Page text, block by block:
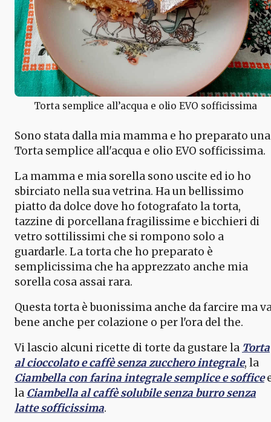
Torta semplice all’acqua e olio EVO sofficissima
Sono stata dalla mia mamma e ho preparato una
Torta semplice all'acqua e olio EVO sofficissima.
La mamma e mia sorella sono uscite ed io ho
sbirciato nella sua vetrina. Ha un bellissimo
piatto da dolce dove ho fotografato la torta,
tazzine di porcellana fragilissime e bicchieri di
vetro sottilissimi che si rompono solo a
guardarle. La torta che ho preparato è
semplicissima che ha apprezzato anche mia
sorella cosa assai rara.
Questa torta è buonissima anche da farcire ma
bene anche per colazione o per l'ora del the.
Vi lascio alcuni ricette di torte da gustare la Torta
al cioccolato e caffè senza zucchero integrale, la
Ciambella con farina integrale semplice e soffice
la Ciambella al caffè solubile senza burro senza
latte sofficissima.